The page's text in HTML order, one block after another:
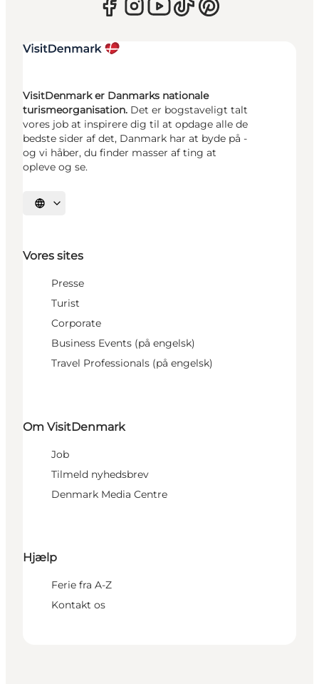
VisitDenmark er Danmarks nationale
turismeorganisation. Det er bogstaveligt talt
vores job at inspirere dig til at opdage alle de
bedste sider af det, Danmark har at byde på -
og vi håber, du finder masser af ting at
opleve og se.
Vælg sprog
Vores sites
Presse
Turist
Corporate
Business Events (på engelsk)
Travel Professionals (på engelsk)
Om VisitDenmark
Job
Tilmeld nyhedsbrev
Denmark Media Centre
Hjælp
Ferie fra A-Z
Kontakt os